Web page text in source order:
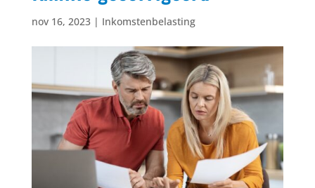
nov 16, 2023| Inkomstenbelasting